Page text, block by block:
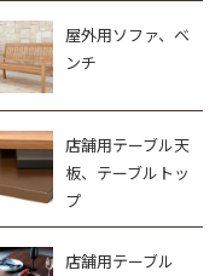
屋外用ソファ、ベ
ンチ
店舗用テーブル天
板、テーブルトッ
プ
店舗用テーブル